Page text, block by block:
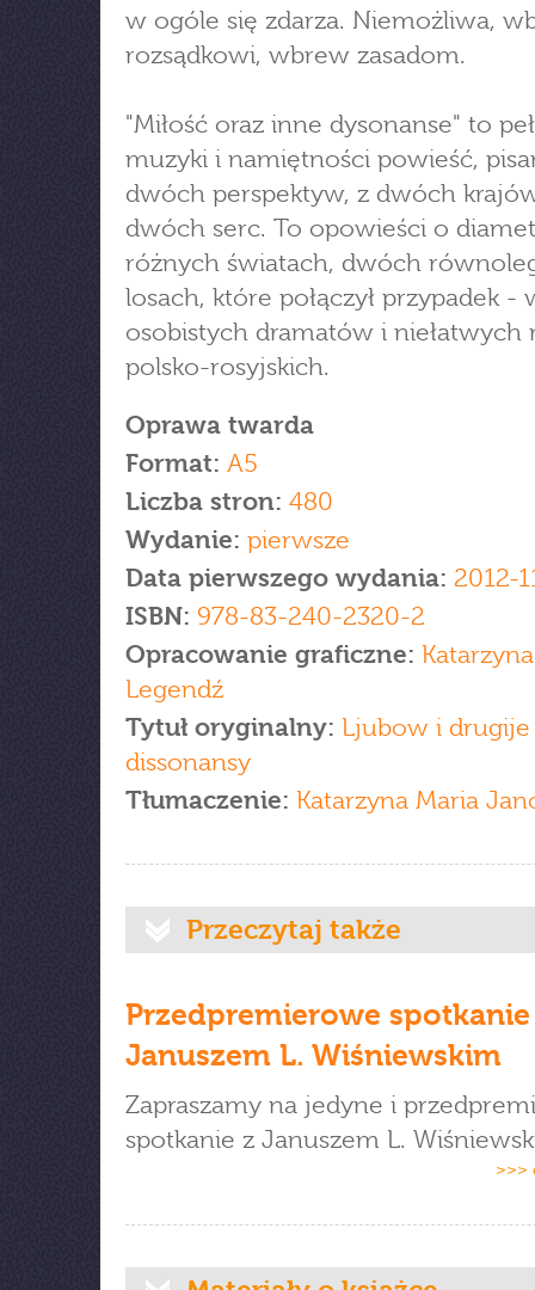
w ogóle się zdarza. Niemożliwa,
rozsądkowi, wbrew zasadom.
"Miłość oraz inne dysonanse" to
muzyki i namiętności powieść,
dwóch perspektyw, z dwóch
dwóch serc. To opowieści o
różnych światach, dwóch
losach, które połączył przypadek -
osobistych dramatów i niełatwych
polsko-rosyjskich.
Oprawa twarda
Format: A5
Liczba stron: 480
Wydanie: pierwsze
Data pierwszego wydania: 2012-
ISBN: 978-83-240-2320-2
Opracowanie graficzne:
Legendź
Tytuł oryginalny: Ljubow i drugije
dissonansy
Tłumaczenie: Katarzyna Maria
Przeczytaj także
Przedpremierowe
Januszem L. Wiśniewskim
Zapraszamy na jedyne i
spotkanie z Januszem L.
>>>